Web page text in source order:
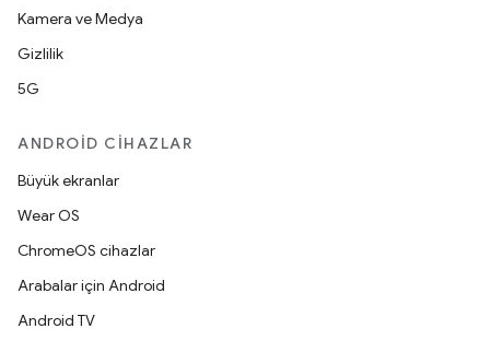
Kamera ve Medya
Gizlilik
5G
ANDROID CIHAZLAR
Büyük ekranlar
Wear OS
ChromeOS cihazlar
Arabalar için Android
Android TV